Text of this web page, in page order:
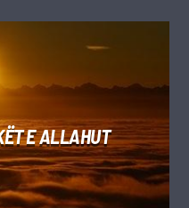
E ALLAHUT